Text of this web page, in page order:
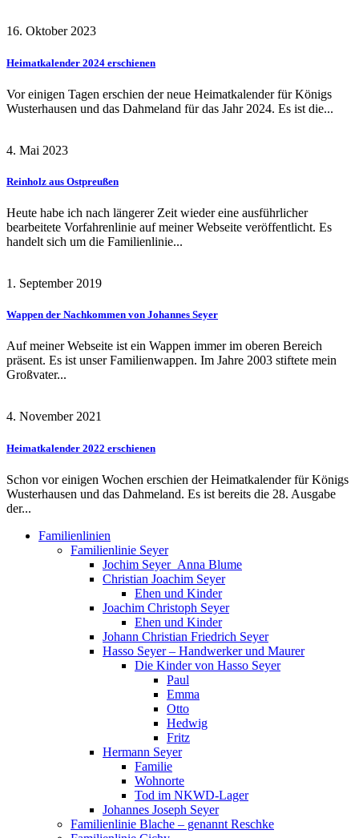
16. Oktober 2023
Heimatkalender 2024 erschienen
Vor einigen Tagen erschien der neue Heimatkalender für Königs
Wusterhausen und das Dahmeland für das Jahr 2024. Es ist die...
4. Mai 2023
Reinholz aus Ostpreußen
Heute habe ich nach längerer Zeit wieder eine ausführlicher
bearbeitete Vorfahrenlinie auf meiner Webseite veröffentlicht. Es
handelt sich um die Familienlinie...
1. September 2019
Wappen der Nachkommen von Johannes Seyer
Auf meiner Webseite ist ein Wappen immer im oberen Bereich
präsent. Es ist unser Familienwappen. Im Jahre 2003 stiftete mein
Großvater...
4. November 2021
Heimatkalender 2022 erschienen
Schon vor einigen Wochen erschien der Heimatkalender für Königs
Wusterhausen und das Dahmeland. Es ist bereits die 28. Ausgabe
der...
Familienlinien
Familienlinie Seyer
Jochim Seyer_Anna Blume
Christian Joachim Seyer
Ehen und Kinder
Joachim Christoph Seyer
Ehen und Kinder
Johann Christian Friedrich Seyer
Hasso Seyer – Handwerker und Maurer
Die Kinder von Hasso Seyer
Paul
Emma
Otto
Hedwig
Fritz
Hermann Seyer
Familie
Wohnorte
Tod im NKWD-Lager
Johannes Joseph Seyer
Familienlinie Blache – genannt Reschke